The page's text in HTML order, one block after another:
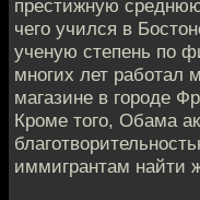
престижную
чего учился в
ученую степень по
многих лет работал
магазине в городе
Кроме того, Обама
иммигрантам найти